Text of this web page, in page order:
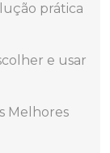
prática
e usar
Melhores